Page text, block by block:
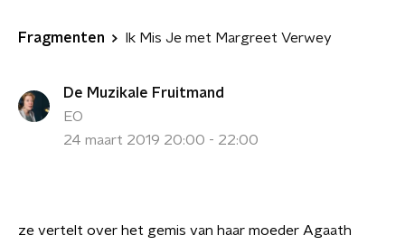
Fragmenten Ik Mis Je met Margreet Verwey
De Muzikale Fruitmand
EO
24 maart 2019 20:00 - 22:00
ze vertelt over het gemis van haar moeder Agaath